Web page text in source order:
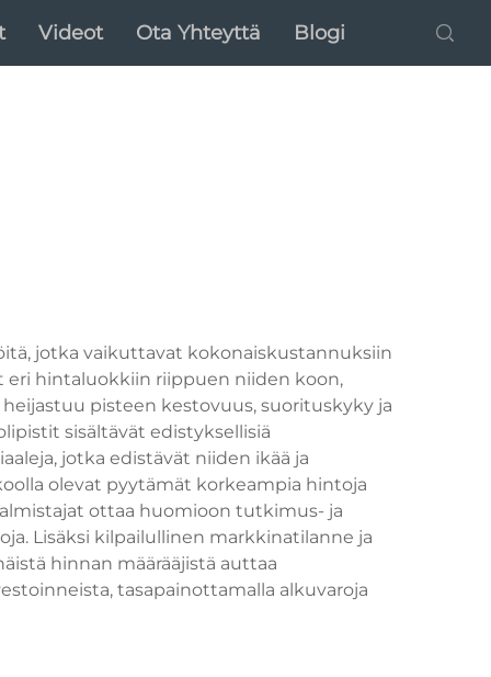
Videot Ota Yhteyttä Blogi
jotka vaikuttavat kokonaiskustannuksiin
eri hintaluokkiin riippuen niiden koon,
pisteen kestovuus, suorituskyky ja
sisältävät edistyksellisiä
jotka edistävät niiden ikää ja
olevat pyytämät korkeampia hintoja
ottaa huomioon tutkimus- ja
Lisäksi kilpailullinen markkinatilanne ja
hinnan määrääjistä auttaa
tasapainottamalla alkuvaroja